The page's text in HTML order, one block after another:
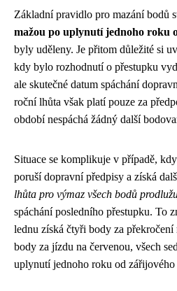
Základní pravidlo pro mazání bodů
mažou po uplynutí jednoho roku
byly uděleny. Je přitom důležité si
kdy bylo rozhodnutí o přestupku
ale skutečné datum spáchání
roční lhůta však platí pouze za
období nespáchá žádný další
Situace se komplikuje v případě,
poruší dopravní předpisy a získá
lhůta pro výmaz všech bodů
spáchání posledního přestupku. To
lednu získá čtyři body za
body za jízdu na červenou, všech
uplynutí jednoho roku od